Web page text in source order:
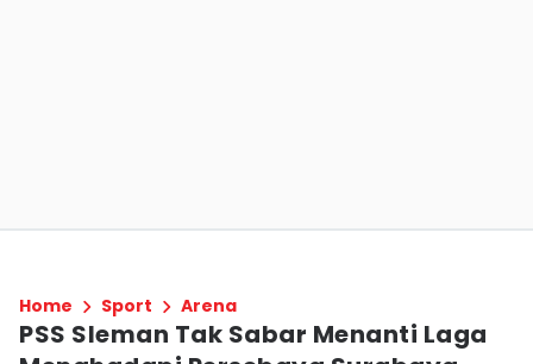
Home Sport Arena
PSS Sleman Tak Sabar Menanti Laga